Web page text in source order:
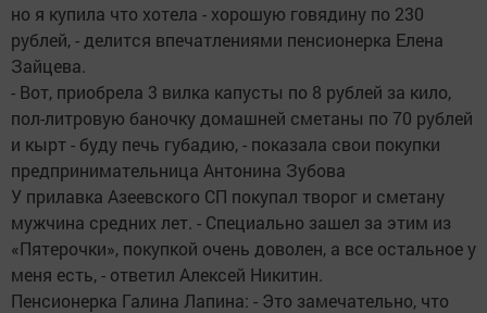
но я купила что хотела - хорошую говядину по 230
рублей, - делится впечатлениями пенсионерка Елена
Зайцева.
- Вот, приобрела 3 вилка капусты по 8 рублей за кило,
пол-литровую баночку домашней сметаны по 70 рублей
и кырт - буду печь губадию, - показала свои покупки
предпринимательница Антонина Зубова
У прилавка Азеевского СП покупал творог и сметану
мужчина средних лет. - Специально зашел за этим из
«Пятерочки», покупкой очень доволен, а все остальное у
меня есть, - ответил Алексей Никитин.
Пенсионерка Галина Лапина: - Это замечательно, что